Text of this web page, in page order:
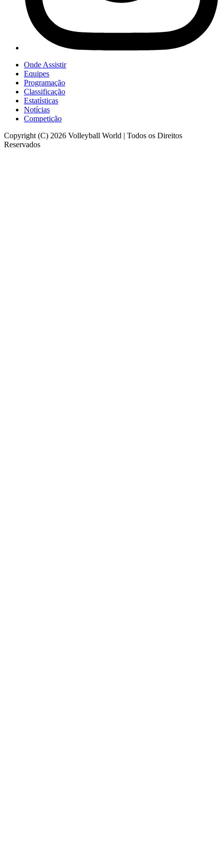
Onde Assistir
Equipes
Programação
Classificação
Estatísticas
Notícias
Competição
Copyright (C) 2026 Volleyball World | Todos os Direitos
Reservados